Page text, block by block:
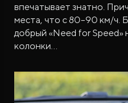
впечатывает знатно.
места, что с 80–90 км/ч.
добрый «Need for Speed»
колонки…